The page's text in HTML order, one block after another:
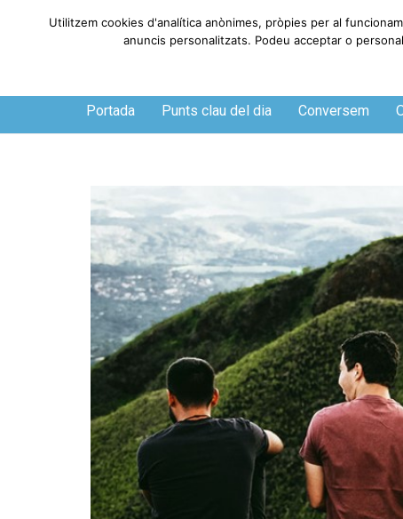
Divendres, 7 de agosto de 2026
Portada Punts clau del dia Conversem
Utilitzem cookies d'analítica anònimes, pròpies per al
anuncis personalitzats. Podeu acceptar o